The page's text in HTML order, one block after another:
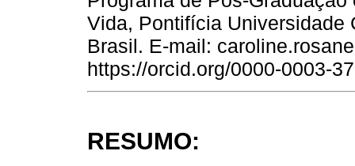
Vida, Pontifícia Universidade
Brasil. E-mail:
https://orcid.org/0000-0003-
RESUMO: